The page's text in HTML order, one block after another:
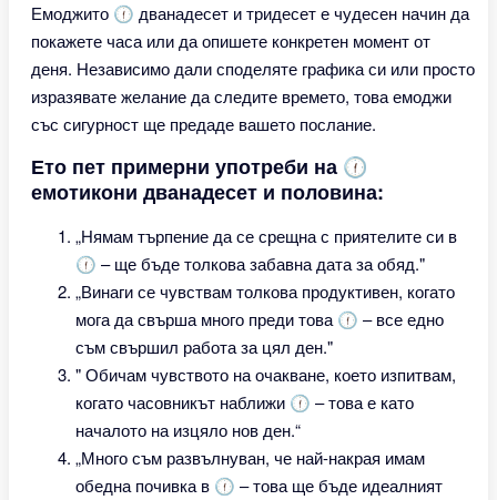
Емоджито 🕧 дванадесет и тридесет е чудесен начин да
покажете часа или да опишете конкретен момент от
деня. Независимо дали споделяте графика си или просто
изразявате желание да следите времето, това емоджи
със сигурност ще предаде вашето послание.
Ето пет примерни употреби на 🕧
емотикони дванадесет и половина:
„Нямам търпение да се срещна с приятелите си в
🕧 – ще бъде толкова забавна дата за обяд."
„Винаги се чувствам толкова продуктивен, когато
мога да свърша много преди това 🕧 – все едно
съм свършил работа за цял ден."
" Обичам чувството на очакване, което изпитвам,
когато часовникът наближи 🕧 – това е като
началото на изцяло нов ден.“
„Много съм развълнуван, че най-накрая имам
обедна почивка в 🕧 – това ще бъде идеалният